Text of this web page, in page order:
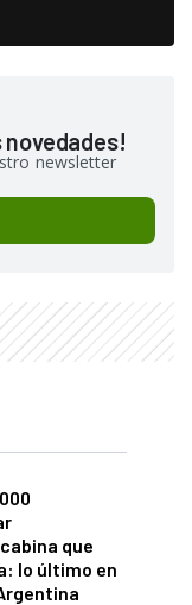
novedades!
newsletter
que
lo último en